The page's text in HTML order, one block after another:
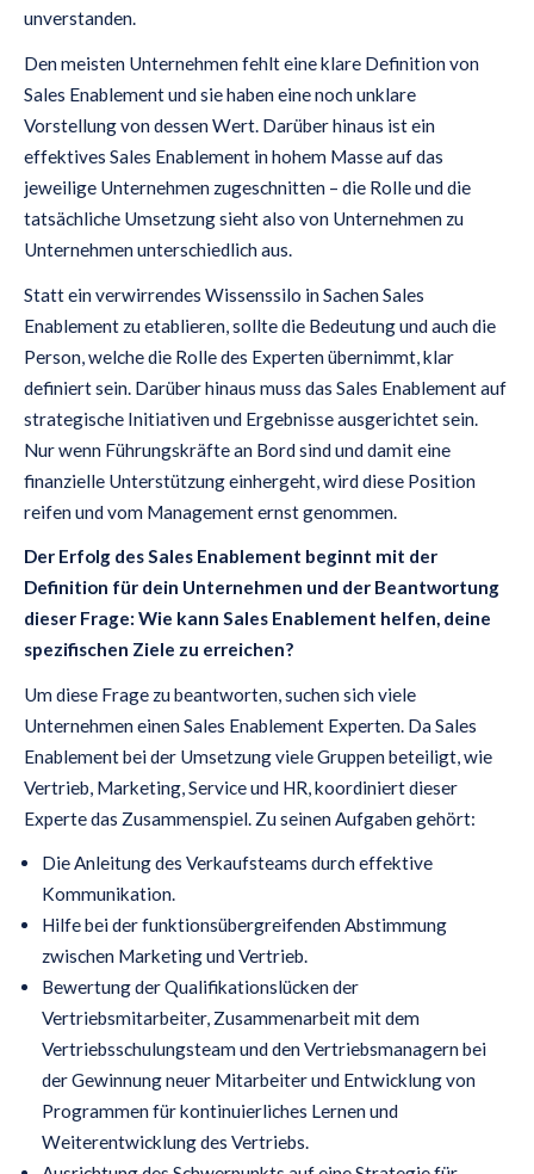
unverstanden.
Den meisten Unternehmen fehlt eine klare Definition von
Sales Enablement und sie haben eine noch unklare
Vorstellung von dessen Wert. Darüber hinaus ist ein
effektives Sales Enablement in hohem Masse auf das
jeweilige Unternehmen zugeschnitten – die Rolle und die
tatsächliche Umsetzung sieht also von Unternehmen zu
Unternehmen unterschiedlich aus.
Statt ein verwirrendes Wissenssilo in Sachen Sales
Enablement zu etablieren, sollte die Bedeutung und auch die
Person, welche die Rolle des Experten übernimmt, klar
definiert sein. Darüber hinaus muss das Sales Enablement auf
strategische Initiativen und Ergebnisse ausgerichtet sein.
Nur wenn Führungskräfte an Bord sind und damit eine
finanzielle Unterstützung einhergeht, wird diese Position
reifen und vom Management ernst genommen.
Der Erfolg des Sales Enablement beginnt mit der
Definition für dein Unternehmen und der Beantwortung
dieser Frage: Wie kann Sales Enablement helfen, deine
spezifischen Ziele zu erreichen?
Um diese Frage zu beantworten, suchen sich viele
Unternehmen einen Sales Enablement Experten. Da Sales
Enablement bei der Umsetzung viele Gruppen beteiligt, wie
Vertrieb, Marketing, Service und HR, koordiniert dieser
Experte das Zusammenspiel. Zu seinen Aufgaben gehört:
Die Anleitung des Verkaufsteams durch effektive
Kommunikation.
Hilfe bei der funktionsübergreifenden Abstimmung
zwischen Marketing und Vertrieb.
Bewertung der Qualifikationslücken der
Vertriebsmitarbeiter, Zusammenarbeit mit dem
Vertriebsschulungsteam und den Vertriebsmanagern bei
der Gewinnung neuer Mitarbeiter und Entwicklung von
Programmen für kontinuierliches Lernen und
Weiterentwicklung des Vertriebs.